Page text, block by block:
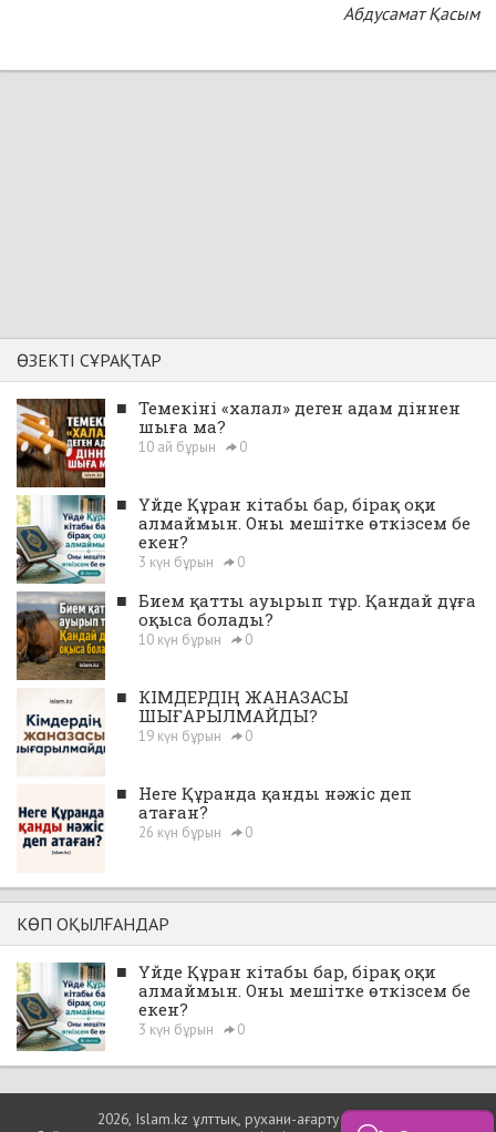
Абдусамат Қасым
ӨЗЕКТІ СҰРАҚТАР
■ Темекіні «халал» деген адам діннен
шыға ма?
10 ай бұрын 0
■ Үйде Құран кітабы бар, бірақ оқи
алмаймын. Оны мешітке өткізсем бе
екен?
3 күн бұрын 0
■ Бием қатты ауырып тұр. Қандай дұға
оқыса болады?
10 күн бұрын 0
■ КІМДЕРДІҢ ЖАНАЗАСЫ
ШЫҒАРЫЛМАЙДЫ?
19 күн бұрын 0
■ Неге Құранда қанды нәжіс деп
атаған?
26 күн бұрын 0
КӨП ОҚЫЛҒАНДАР
■ Үйде Құран кітабы бар, бірақ оқи
алмаймын. Оны мешітке өткізсем бе
екен?
3 күн бұрын 0
2026, Islam.kz ұлттық, рухани-ағарту порталы